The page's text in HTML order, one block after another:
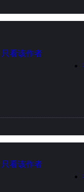
只看该作者
只看该作者